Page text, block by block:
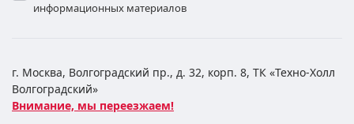
информационных материалов
г. Москва, Волгоградский пр., д. 32, корп. 8, ТК «Техно-Холл
Волгоградский»
Внимание, мы переезжаем!